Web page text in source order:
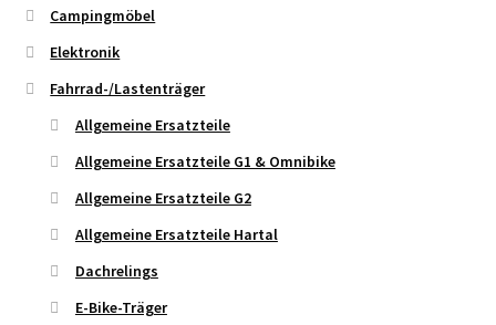
Campingmöbel
Elektronik
Fahrrad-/Lastenträger
Allgemeine Ersatzteile
Allgemeine Ersatzteile G1 & Omnibike
Allgemeine Ersatzteile G2
Allgemeine Ersatzteile Hartal
Dachrelings
E-Bike-Träger